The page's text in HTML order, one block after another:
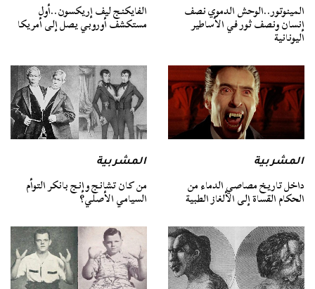
المينوتور..الوحش الدموي نصف
إنسان ونصف ثور في الأساطير
اليونانية
الفايكنج ليف إريكسون..أول
مستكشف أوروبي يصل إلى أمريكا
المشربية
داخل تاريخ مصاصي الدماء من
الحكام القساة إلى الألغاز الطبية
المشربية
من كان تشانج وإنج بانكر التوأم
السيامي الأصلي؟